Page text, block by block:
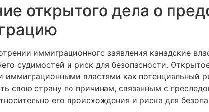
открытого дела о
иммиграционного заявления канадские
судимостей и риск для безопасности.
иммиграционными властями как потенциальный
свою страну по причинам, связанным с
его происхождения и риска для